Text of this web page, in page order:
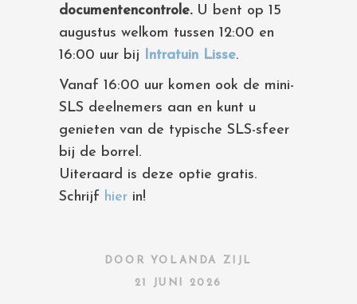
documentencontrole. U bent op 15
augustus welkom tussen 12:00 en
16:00 uur bij Intratuin Lisse.
Vanaf 16:00 uur komen ook de mini-
SLS deelnemers aan en kunt u
genieten van de typische SLS-sfeer
bij de borrel.
Uiteraard is deze optie gratis.
Schrijf hier in!
DOOR YOLANDA ZIJL
21 JUNI 2026